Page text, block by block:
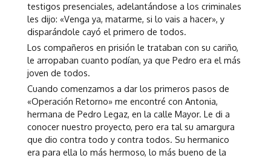
testigos presenciales, adelantándose a los criminales
les dijo: «Venga ya, matarme, si lo vais a hacer», y
disparándole cayó el primero de todos.
Los compañeros en prisión le trataban con su cariño,
le arropaban cuanto podían, ya que Pedro era el más
joven de todos.
Cuando comenzamos a dar los primeros pasos de
«Operación Retorno» me encontré con Antonia,
hermana de Pedro Legaz, en la calle Mayor. Le di a
conocer nuestro proyecto, pero era tal su amargura
que dio contra todo y contra todos. Su hermanico
era para ella lo más hermoso, lo más bueno de la